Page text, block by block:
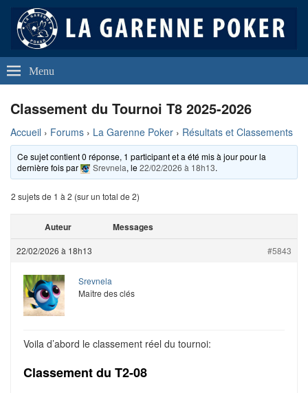
La Garenne Poker
Club de Poker de La Garenne Colombes (92250)
Menu
Classement du Tournoi T8 2025-2026
Accueil › Forums › La Garenne Poker › Résultats et Classements
Ce sujet contient 0 réponse, 1 participant et a été mis à jour pour la
dernière fois par
Srevnela, le22/02/2026 à 18h13.
2 sujets de 1 à 2 (sur un total de 2)
Auteur Messages
22/02/2026 à 18h13 #5843
Srevnela
Maître des clés
Voila d’abord le classement réel du tournoi:
Classement du T2-08